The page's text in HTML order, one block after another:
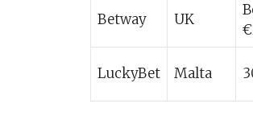
Betway UK
LuckyBet Malta